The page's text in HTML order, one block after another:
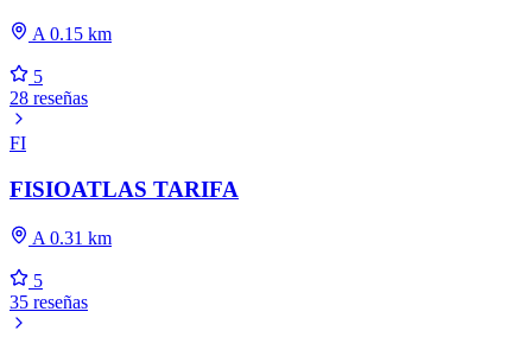
A 0.15 km
5
28 reseñas
FI
FISIOATLAS TARIFA
A 0.31 km
5
35 reseñas